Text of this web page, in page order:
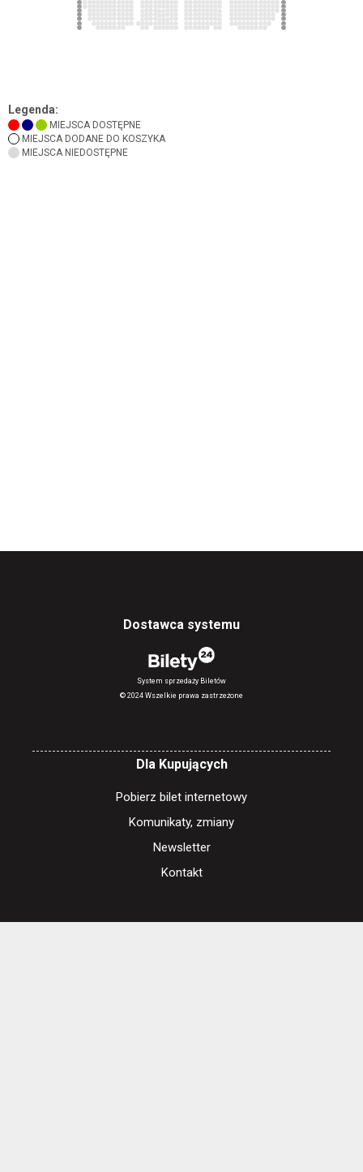
Legenda:
MIEJSCA DOSTĘPNE
MIEJSCA DODANE DO KOSZYKA
MIEJSCA NIEDOSTĘPNE
Dostawca systemu
System sprzedaży Biletów
© 2024 Wszelkie prawa zastrzeżone
Dla Kupujących
Pobierz bilet internetowy
Komunikaty, zmiany
Newsletter
Kontakt